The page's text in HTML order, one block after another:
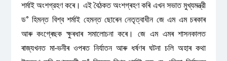
শৰ্মাই অংশগ্রহণ কৰে। এই বৈঠকত অংশগ্ৰহণ কৰি এখন সভাত মুখ্যমন্ত্রী
ড° হিমন্ত বিশ্ব শৰ্মাই হেমন্ত ছোৰেন নেতৃত্বাধীন জে এম এম চৰকাৰ
আৰু কংগ্ৰেছক ক্ষুৰধাৰ সমালোচনা কৰে। জে এম এমৰ শাসনকালত
ৰাজ্যখনত মা-ভনীৰ ওপৰত নিৰ্যাতন আৰু ধৰ্ষণৰ ঘটনা চলি অহাৰ কথা